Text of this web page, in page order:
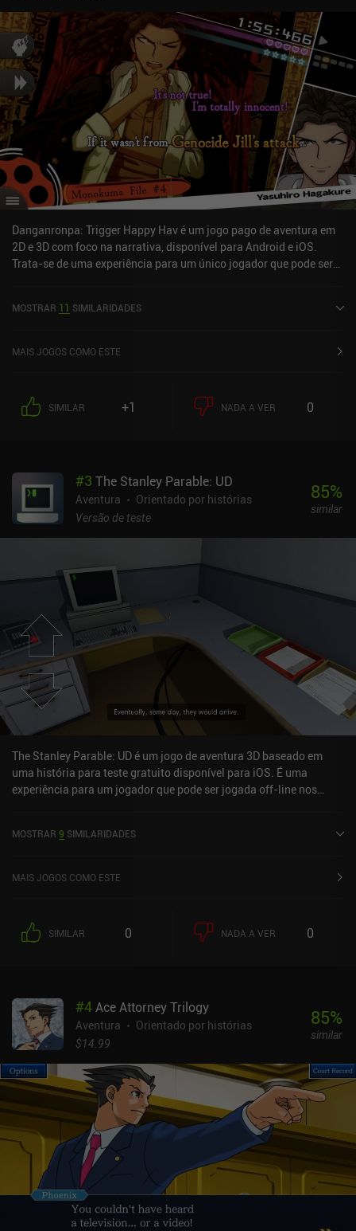
Danganronpa: Trigger Happy Hav é um jogo pago de aventura em
2D e 3D com foco na narrativa, disponível para Android e iOS.
Trata-se de uma experiência para um único jogador que pode ser
Hav foi lançado em maio de 2020 e tem uma avaliação atual de 4
MOSTRAR 11 SIMILARIDADES
MAIS JOGOS COMO ESTE
SIMILAR +1 NADA A VER 0
#3 The Stanley Parable: UD
Aventura
Orientado por histórias
Versão de teste
85%
similar
The Stanley Parable: UD é um jogo de aventura 3D baseado em
uma história para teste gratuito disponível para iOS. É uma
experiência para um jogador que pode ser jogada off-line nos
App Store.
MOSTRAR 9 SIMILARIDADES
MAIS JOGOS COMO ESTE
SIMILAR 0 NADA A VER 0
#4Ace Attorney Trilogy
Aventura
Orientado por histórias
$14.99
85%
similar